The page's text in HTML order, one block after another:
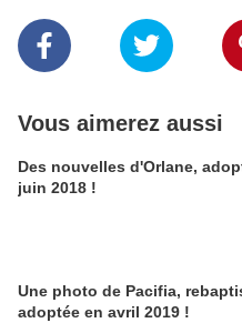
Vous aimerez aussi
Des nouvelles d'Orlane,
juin 2018 !
Une photo de Pacifia,
adoptée en avril 2019 !